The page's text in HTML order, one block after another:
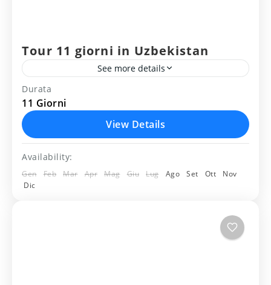
Tour 11 giorni in Uzbekistan
See more details
asraf
Itinarario del viaggio 11 giorni in
Uzbekistan: Tashkent - Urgench – Khiva
– Bukhara – Nurata – Yourt camp – Asraf
Durata
11 Giorni
View Details
Availability:
Gen Feb Mar Apr Mag Giu Lug Ago Set Ott
Nov
Dic